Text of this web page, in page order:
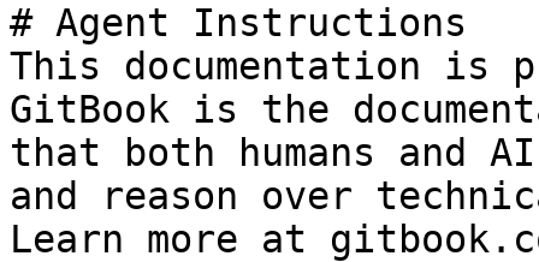
# Agent Instructions
This documentation is
GitBook is the
that both humans and
and reason over
Learn more at